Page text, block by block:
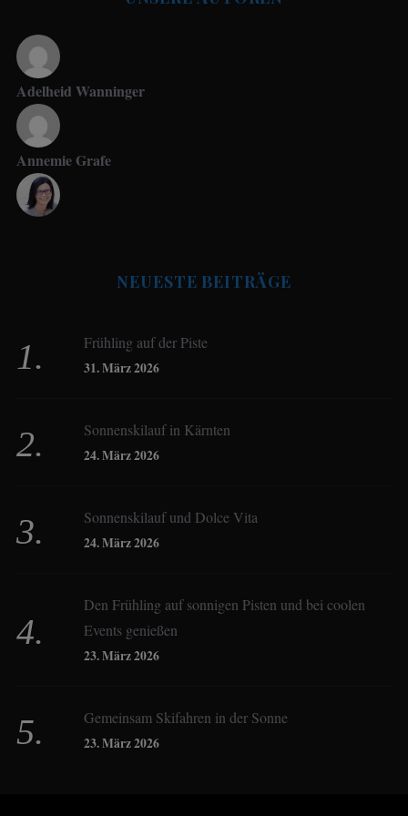
Adelheid Wanninger
Annemie Grafe
Birgit Werner
Christoph Schrahe
Derk Hoberg
Dominique Schroller
NEUESTE BEITRÄGE
Frühling auf der Piste
31. März 2026
Sonnenskilauf in Kärnten
24. März 2026
Sonnenskilauf und Dolce Vita
24. März 2026
Den Frühling auf sonnigen Pisten und bei coolen
Events genießen
23. März 2026
Gemeinsam Skifahren in der Sonne
23. März 2026